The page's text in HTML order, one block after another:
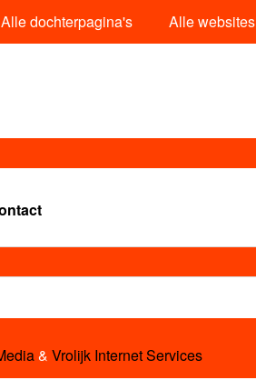
Alle dochterpagina's Alle websites
& Vrolijk Internet Services